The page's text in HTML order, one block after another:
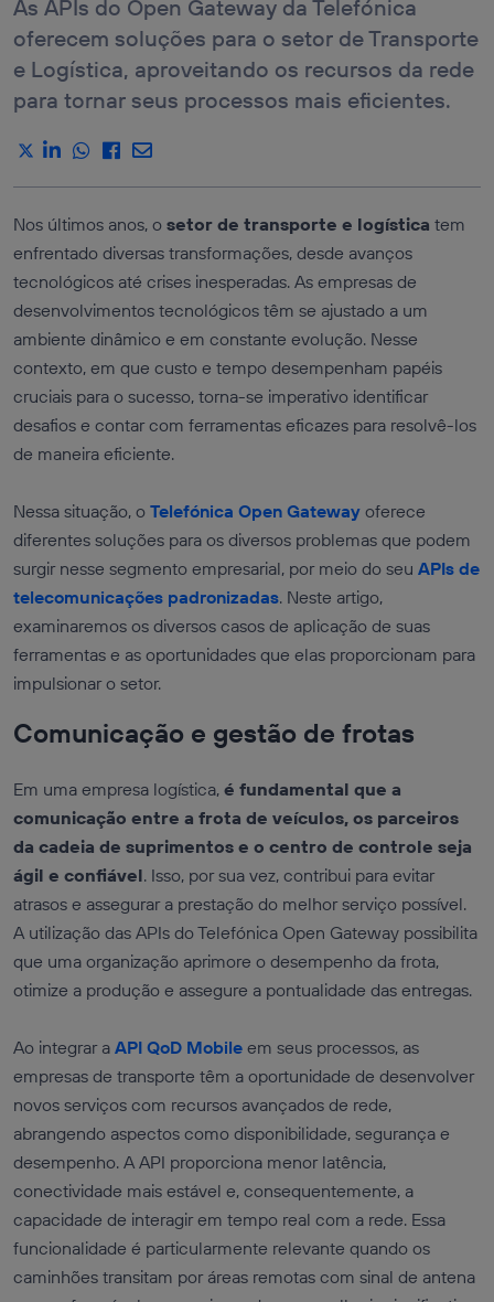
DE
RELACIONAMENTO
COM O CLIENTE
COMÉRCIO
VAREJO
INDÚSTRIA E
LOGÍSTICA
MÍDIA,
E XR
VIAGENS E
HOSPITALIDADE
DEVICES QOD
API DEVICE
ROAMING
STATUS
API LOCATION
VERIFICATION
AUTENTICAÇÃO
E PREVENÇÃO
SERVIÇOS DE
LOCALIZAÇÃO
QUALIDADE DA
E COBRANÇAS
As APIs do Open Gateway da Telefónica
oferecem soluções para o setor de Transporte
e Logística, aproveitando os recursos da rede
para tornar seus processos mais eficientes.
Nos últimos anos, o setor de transporte e logística tem
enfrentado diversas transformações, desde avanços
tecnológicos até crises inesperadas. As empresas de
desenvolvimentos tecnológicos têm se ajustado a um
ambiente dinâmico e em constante evolução. Nesse
contexto, em que custo e tempo desempenham papéis
cruciais para o sucesso, torna-se imperativo identificar
desafios e contar com ferramentas eficazes para resolvê-los
de maneira eficiente.
Nessa situação, o Telefónica Open Gateway oferece
diferentes soluções para os diversos problemas que podem
surgir nesse segmento empresarial, por meio do seu APIs de
telecomunicações padronizadas. Neste artigo,
examinaremos os diversos casos de aplicação de suas
ferramentas e as oportunidades que elas proporcionam para
impulsionar o setor.
Comunicação e gestão de frotas
Em uma empresa logística, é fundamental que a
comunicação entre a frota de veículos, os parceiros
da cadeia de suprimentos e o centro de controle seja
ágil e confiável. Isso, por sua vez, contribui para evitar
atrasos e assegurar a prestação do melhor serviço possível.
A utilização das APIs do Telefónica Open Gateway possibilita
que uma organização aprimore o desempenho da frota,
otimize a produção e assegure a pontualidade das entregas.
Ao integrar a API QoD Mobile em seus processos, as
empresas de transporte têm a oportunidade de desenvolver
novos serviços com recursos avançados de rede,
abrangendo aspectos como disponibilidade, segurança e
desempenho. A API proporciona menor latência,
conectividade mais estável e, consequentemente, a
capacidade de interagir em tempo real com a rede. Essa
funcionalidade é particularmente relevante quando os
caminhões transitam por áreas remotas com sinal de antena